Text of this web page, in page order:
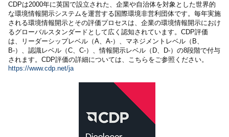
CDPは2000年に英国で設立された、企業や自治体を対象とした世界的
な環境情報開示システムを運営する国際環境非営利団体です。毎年実施
される環境情報開示とその評価プロセスは、企業の環境情報開示におけ
るグローバルスタンダードとして広く認知されています。CDP評価
は、リーダーシップレベル（A、A-）、マネジメントレベル（B、
B-）、認識レベル（C、C-）、情報開示レベル（D、D-）の8段階で付与
されます。CDP評価の詳細については、こちらをご参照ください。
https://www.cdp.net/ja